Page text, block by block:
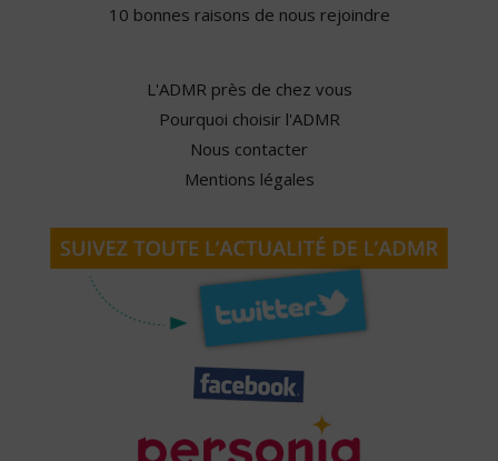
10 bonnes raisons de nous rejoindre
L'ADMR près de chez vous
Pourquoi choisir l'ADMR
Nous contacter
Mentions légales